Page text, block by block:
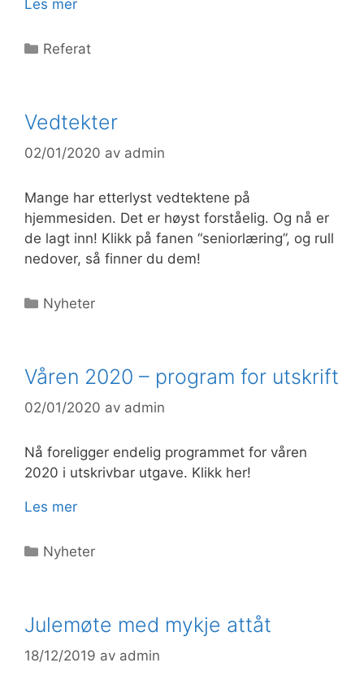
Les mer
Kategorier
Referat
Vedtekter
02/01/2020 av admin
Mange har etterlyst vedtektene på
hjemmesiden. Det er høyst forståelig. Og nå er
de lagt inn! Klikk på fanen “seniorlæring”, og rull
nedover, så finner du dem!
Kategorier
Nyheter
Våren 2020 – program for utskrift
02/01/2020 av admin
Nå foreligger endelig programmet for våren
2020 i utskrivbar utgave. Klikk her!
Les mer
Kategorier
Nyheter
Julemøte med mykje attåt
18/12/2019 av admin